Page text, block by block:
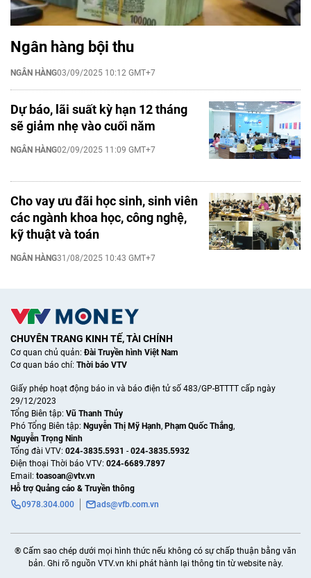
Ngân hàng bội thu
NGÂN HÀNG03/09/2025 10:12 GMT+7
Dự báo, lãi suất kỳ hạn 12 tháng
sẽ giảm nhẹ vào cuối năm
NGÂN HÀNG02/09/2025 11:09 GMT+7
Cho vay ưu đãi học sinh, sinh viên
các ngành khoa học, công nghệ,
kỹ thuật và toán
NGÂN HÀNG31/08/2025 10:43 GMT+7
CHUYÊN TRANG KINH TẾ, TÀI CHÍNH
Cơ quan chủ quản:Đài Truyền hình Việt Nam
Cơ quan báo chí: Thời báo VTV
Giấy phép hoạt động báo in và báo điện tử số 483/GP-BTTTT cấp ngày
29/12/2023
Tổng Biên tập: Vũ Thanh Thủy
Phó Tổng Biên tập: Nguyễn Thị Mỹ Hạnh, Phạm Quốc Thắng,
Nguyễn Trọng Ninh
Tổng đài VTV: 024-3835.5931 - 024-3835.5932
Ðiện thoại Thời báo VTV: 024-6689.7897
Email: toasoan@vtv.vn
Hỗ trợ Quảng cáo & Truyền thông
0978.304.000
ads@vfb.com.vn
® Cấm sao chép dưới mọi hình thức nếu không có sự chấp thuận bằng văn
bản. Ghi rõ nguồn VTV.vn khi phát hành lại thông tin từ website này.